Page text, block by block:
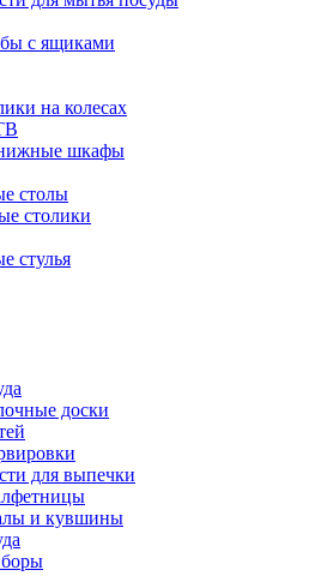
с ящиками
на колесах
шкафы
столы
столики
стулья
доски
для выпечки
и кувшины